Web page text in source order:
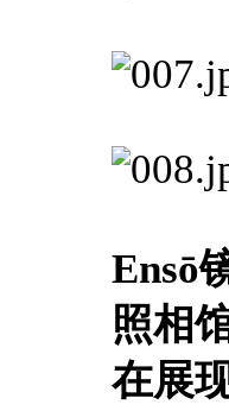
Ensō
照相
在展